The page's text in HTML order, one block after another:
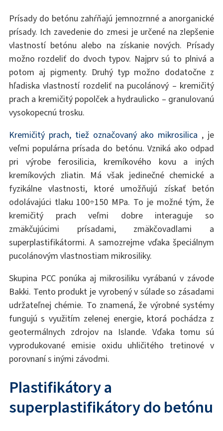
Prísady do betónu zahŕňajú jemnozrnné a anorganické
prísady. Ich zavedenie do zmesi je určené na zlepšenie
vlastností betónu alebo na získanie nových. Prísady
možno rozdeliť do dvoch typov. Najprv sú to plnivá a
potom aj pigmenty. Druhý typ možno dodatočne z
hľadiska vlastností rozdeliť na pucolánový – kremičitý
prach a kremičitý popolček a hydraulicko – granulovanú
vysokopecnú trosku.
Kremičitý prach, tiež označovaný ako mikrosilica , je
veľmi populárna prísada do betónu. Vzniká ako odpad
pri výrobe ferosilicia, kremíkového kovu a iných
kremíkových zliatin. Má však jedinečné chemické a
fyzikálne vlastnosti, ktoré umožňujú získať betón
odolávajúci tlaku 100÷150 MPa. To je možné tým, že
kremičitý prach veľmi dobre interaguje so
zmäkčujúcimi prísadami, zmäkčovadlami a
superplastifikátormi. A samozrejme vďaka špeciálnym
pucolánovým vlastnostiam mikrosiliky.
Skupina PCC ponúka aj mikrosiliku vyrábanú v závode
Bakki. Tento produkt je vyrobený v súlade so zásadami
udržateľnej chémie. To znamená, že výrobné systémy
fungujú s využitím zelenej energie, ktorá pochádza z
geotermálnych zdrojov na Islande. Vďaka tomu sú
vyprodukované emisie oxidu uhličitého tretinové v
porovnaní s inými závodmi.
Plastifikátory a
superplastifikátory do betónu